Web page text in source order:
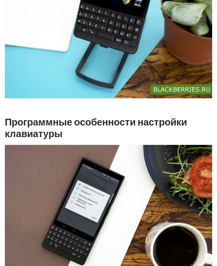
Программные особенности настройки
клавиатуры